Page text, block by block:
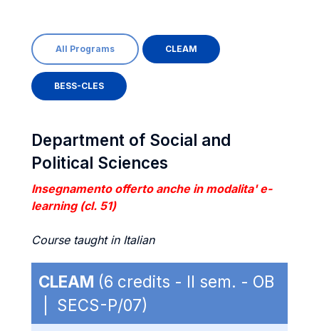
All Programs CLEAM
BESS-CLES
Department of Social and
Political Sciences
Insegnamento offerto anche in modalita' e-
learning (cl. 51)
Course taught in Italian
CLEAM (6 credits - II sem. - OB
| SECS-P/07)